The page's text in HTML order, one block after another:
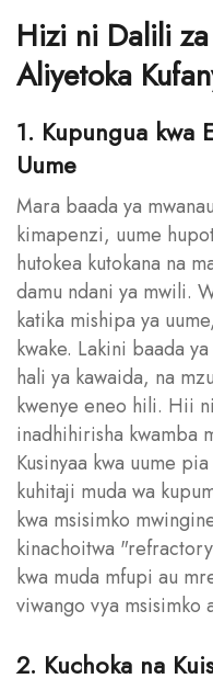
Hizi ni Dalili
Aliyetoka
1. Kupungua kwa
Uume
Mara baada ya
kimapenzi, uume
hutokea kutokana na
damu ndani ya mwili.
katika mishipa ya
kwake. Lakini baada
hali ya kawaida, na
kwenye eneo hili. Hii
inadhihirisha kwamba
Kusinyaa kwa uume
kuhitaji muda wa
kwa msisimko
kinachoitwa
kwa muda mfupi au
viwango vya msisimko
2. Kuchoka na